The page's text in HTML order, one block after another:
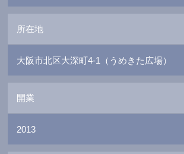
所在地
大阪市北区大深町4-1（うめきた広場）
開業
2013